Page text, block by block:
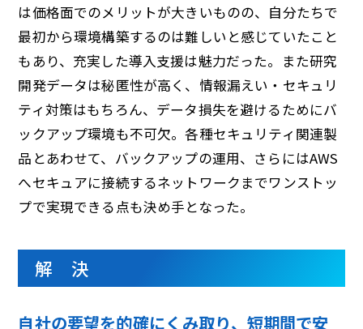
は価格面でのメリットが大きいものの、自分たちで
最初から環境構築するのは難しいと感じていたこと
もあり、充実した導入支援は魅力だった。また研究
開発データは秘匿性が高く、情報漏えい・セキュリ
ティ対策はもちろん、データ損失を避けるためにバ
ックアップ環境も不可欠。各種セキュリティ関連製
品とあわせて、バックアップの運用、さらにはAWS
へセキュアに接続するネットワークまでワンストッ
プで実現できる点も決め手となった。
解 決
自社の要望を的確にくみ取り、短期間で安